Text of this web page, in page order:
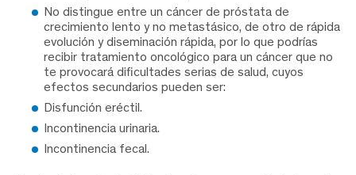
No distingue entre un cáncer de próstata de
crecimiento lento y no metastásico, de otro de rápida
evolución y diseminación rápida, por lo que podrías
recibir tratamiento oncológico para un cáncer que no
te provocará dificultades serias de salud, cuyos
efectos secundarios pueden ser:
Disfunción eréctil.
Incontinencia urinaria.
Incontinencia fecal.